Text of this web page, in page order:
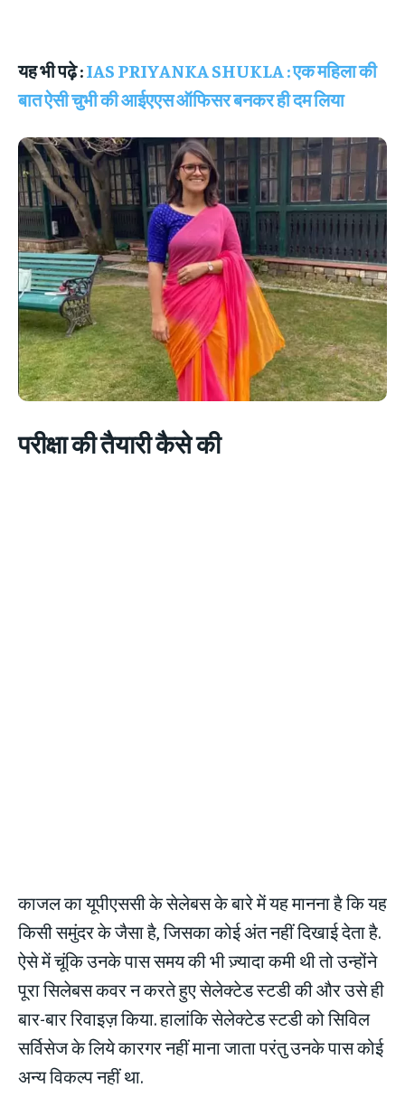
यह भी पढ़े :IAS PRIYANKA SHUKLA : एक महिला की
बात ऐसी चुभी की आईएएस ऑफिसर बनकर ही दम लिया
परीक्षा की तैयारी कैसे की
काजल का यूपीएससी के सेलेबस के बारे में यह मानना है कि यह
किसी समुंदर के जैसा है, जिसका कोई अंत नहीं दिखाई देता है.
ऐसे में चूंकि उनके पास समय की भी ज़्यादा कमी थी तो उन्होंने
पूरा सिलेबस कवर न करते हुए सेलेक्टेड स्टडी की और उसे ही
बार-बार रिवाइज़ किया. हालांकि सेलेक्टेड स्टडी को सिविल
सर्विसेज के लिये कारगर नहीं माना जाता परंतु उनके पास कोई
अन्य विकल्प नहीं था.